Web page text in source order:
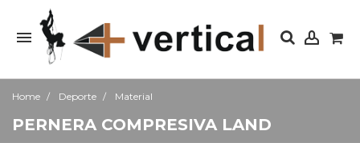
Home Deporte Material
PERNERA COMPRESIVA LAND